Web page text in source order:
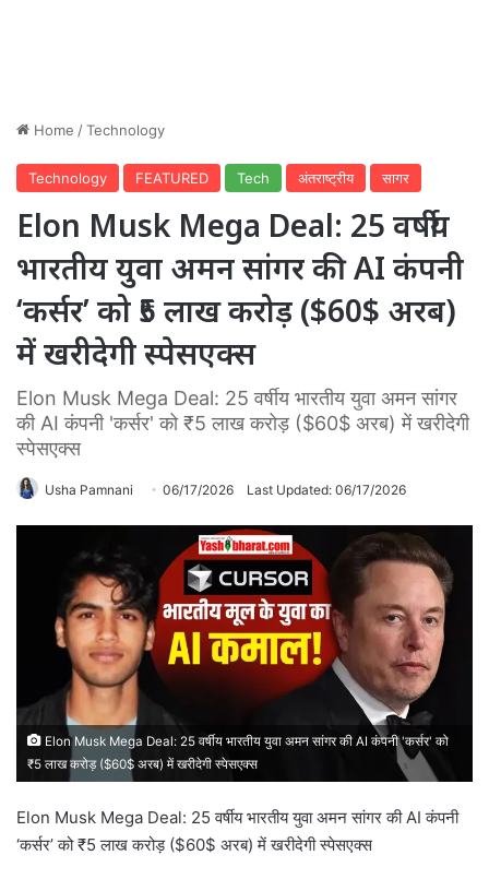
Home /Technology
Technology FEATURED Tech अंतराष्ट्रीय सागर
Elon Musk Mega Deal: 25 वर्षीय
भारतीय युवा अमन सांगर की AI कंपनी
‘कर्सर’ को ₹5 लाख करोड़ ($60$ अरब)
में खरीदेगी स्पेसएक्स
Elon Musk Mega Deal: 25 वर्षीय भारतीय युवा अमन सांगर
की AI कंपनी 'कर्सर' को ₹5 लाख करोड़ ($60$ अरब) में खरीदेगी
स्पेसएक्स
Usha Pamnani 06/17/2026 Last Updated: 06/17/2026
Elon Musk Mega Deal: 25 वर्षीय भारतीय युवा अमन सांगर की AI कंपनी 'कर्सर' को
₹5 लाख करोड़ ($60$ अरब) में खरीदेगी स्पेसएक्स
Elon Musk Mega Deal: 25 वर्षीय भारतीय युवा अमन सांगर की AI कंपनी
‘कर्सर’ को ₹5 लाख करोड़ ($60$ अरब) में खरीदेगी स्पेसएक्स